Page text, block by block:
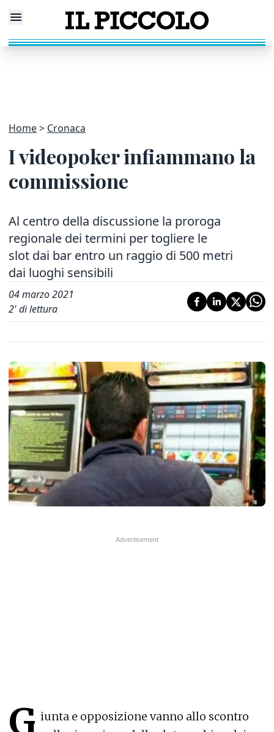
Home Cronaca
I videopoker infiammano la
commissione
Al centro della discussione la proroga
regionale dei termini per togliere le
slot dai bar entro un raggio di 500 metri
dai luoghi sensibili
04 marzo 2021
2' di lettura
G iunta e opposizione vanno allo scontro